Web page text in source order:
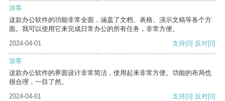
游客
这款办公软件的功能非常全面，涵盖了文档、表格、演示文稿等各个方
面。我可以使用它来完成日常办公的所有任务，非常方便。
2024-04-01
支持[0] 反对[0]
游客
这款办公软件的界面设计非常简洁，使用起来非常方便。功能的布局也
很合理，一目了然。
2024-04-01
支持[0] 反对[0]